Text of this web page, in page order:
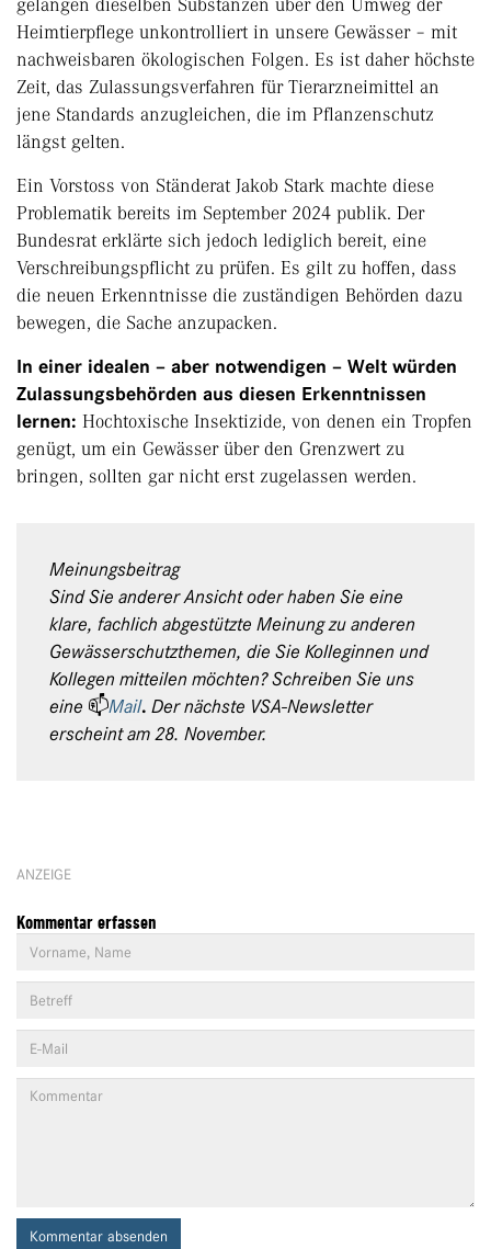
gelangen dieselben Substanzen über den Umweg der
Heimtierpflege unkontrolliert in unsere Gewässer – mit
nachweisbaren ökologischen Folgen. Es ist daher höchste
Zeit, das Zulassungsverfahren für Tierarzneimittel an
jene Standards anzugleichen, die im Pflanzenschutz
längst gelten.
Ein Vorstoss von Ständerat Jakob Stark machte diese
Problematik bereits im September 2024 publik. Der
Bundesrat erklärte sich jedoch lediglich bereit, eine
Verschreibungspflicht zu prüfen. Es gilt zu hoffen, dass
die neuen Erkenntnisse die zuständigen Behörden dazu
bewegen, die Sache anzupacken.
In einer idealen – aber notwendigen – Welt würden
Zulassungsbehörden aus diesen Erkenntnissen
lernen: Hochtoxische Insektizide, von denen ein Tropfen
genügt, um ein Gewässer über den Grenzwert zu
bringen, sollten gar nicht erst zugelassen werden.
Meinungsbeitrag
Sind Sie anderer Ansicht oder haben Sie eine
klare, fachlich abgestützte Meinung zu anderen
Gewässerschutzthemen, die Sie Kolleginnen und
Kollegen mitteilen möchten? Schreiben Sie uns
eine 📫Mail. Der nächste VSA-Newsletter
erscheint am 28. November.
ANZEIGE
Kommentar erfassen
Kommentar absenden